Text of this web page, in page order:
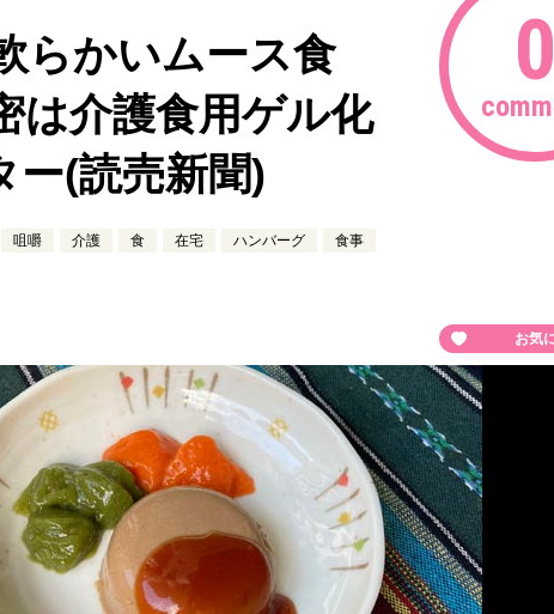
らかいムース食
は介護食用ゲル化
ー(読売新聞)
咀嚼 介護 食 在宅 ハンバーグ 食事
0
お気